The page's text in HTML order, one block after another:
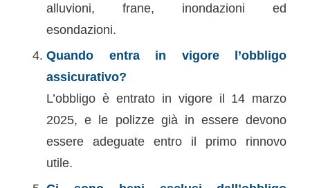
alluvioni, frane, inondazioni ed
esondazioni.
Quando entra in vigore l’obbligo
assicurativo?
L’obbligo è entrato in vigore il 14 marzo
2025, e le polizze già in essere devono
essere adeguate entro il primo rinnovo
utile.